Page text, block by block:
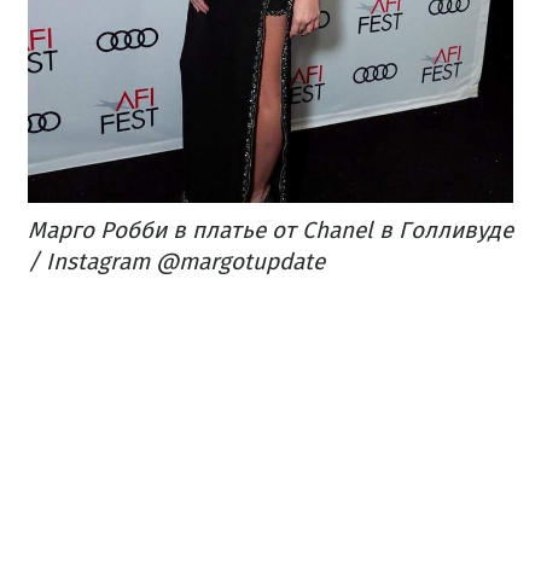
Марго Робби в платье от Chanel в Голливуде
/ Instagram @margotupdate